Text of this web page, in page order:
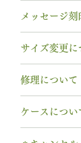
ルド）
石種： 11月
リング幅：
納期： 6〜7
石サイズ：
石の形 ：ラ
メッセージ刻
フォント：ブ
以下の組み合
A～Z 英字
字は不可です
0～9 数字
. ドット
サイズ変更に
ません 。
み無料で新品
2回目以降の
修理について
木部、コーテ
ケースについ